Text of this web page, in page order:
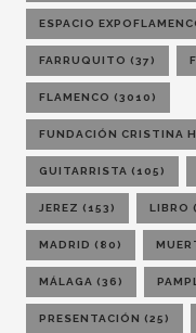
ESPACIO
FARRUQUITO (37)
FLAMENCO (3010)
FUNDACIÓN CRISTINA
GUITARRISTA (105)
JEREZ (153) LIBRO
MADRID (80)
MÁLAGA (36)
PRESENTACIÓN (25)